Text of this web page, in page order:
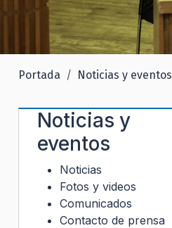
Portada Noticias y eventos
Noticias y
eventos
Noticias
Fotos y videos
Comunicados
Contacto de prensa